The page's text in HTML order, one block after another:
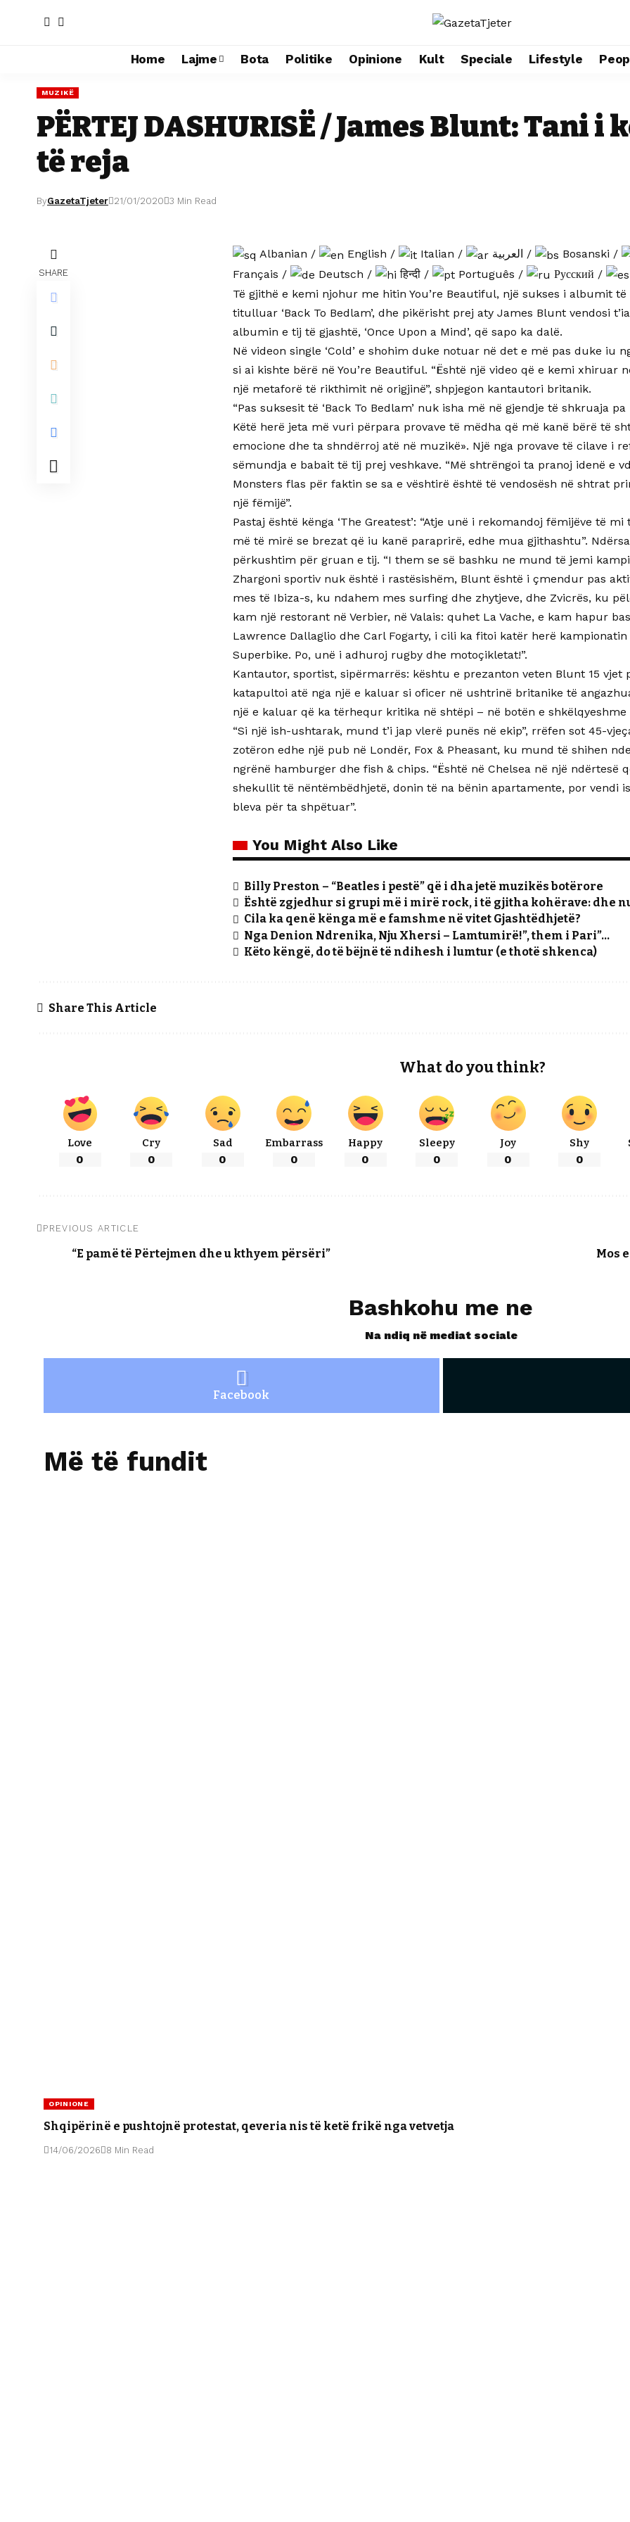
Home Lajme Bota Politike Opinione Kult Speciale Lifestyle
MUZIKË
PËRTEJ DASHURISË / James Blunt: Tani
të reja
ByGazetaTjeter 21/01/2020 3 Min Read
SHARE
Albanian / English / Italian / العربية / Bosanski /
Français / Deutsch / हिन्दी / Português / Русский /
Të gjithë e kemi njohur me hitin You’re Beautiful, një sukses i albumit
titulluar ‘Back To Bedlam’, dhe pikërisht prej aty James Blunt vendosi
albumin e tij të gjashtë, ‘Once Upon a Mind’, që sapo ka dalë.
Në videon single ‘Cold’ e shohim duke notuar në det e më pas duke iu
si ai kishte bërë në You’re Beautiful. “Është një video që e kemi xhiruar
një metaforë të rikthimit në origjinë”, shpjegon kantautori britanik.
“Pas suksesit të ‘Back To Bedlam’ nuk isha më në gjendje të shkruaja
Këtë herë jeta më vuri përpara provave të mëdha që më kanë bërë të
emocione dhe ta shndërroj atë në muzikë». Një nga provave të cilave i
sëmundja e babait të tij prej veshkave. “Më shtrëngoi ta pranoj idenë e
Monsters flas për faktin se sa e vështirë është të vendosësh në shtrat
një fëmijë”.
Pastaj është kënga ‘The Greatest’: “Atje unë i rekomandoj fëmijëve të
më të mirë se brezat që iu kanë paraprirë, edhe mua gjithashtu”. Ndërsa
përkushtim për gruan e tij. “I them se së bashku ne mund të jemi
Zhargoni sportiv nuk është i rastësishëm, Blunt është i çmendur pas
mes të Ibiza-s, ku ndahem mes surfing dhe zhytjeve, dhe Zvicrës, ku
kam një restorant në Verbier, në Valais: quhet La Vache, e kam hapur
Lawrence Dallaglio dhe Carl Fogarty, i cili ka fitoi katër herë
Superbike. Po, unë i adhuroj rugby dhe motoçikletat!”.
Kantautor, sportist, sipërmarrës: kështu e prezanton veten Blunt 15 vjet
katapultoi atë nga një e kaluar si oficer në ushtrinë britanike të
një e kaluar që ka tërhequr kritika në shtëpi – në botën e
“Si një ish-ushtarak, mund t’i jap vlerë punës në ekip”, rrëfen sot 45-
zotëron edhe një pub në Londër, Fox & Pheasant, ku mund të shihen
ngrënë hamburger dhe fish & chips. “Është në Chelsea në një ndërtesë
shekullit të nëntëmbëdhjetë, donin të na bënin apartamente, por vendi
bleva për ta shpëtuar”.
You Might Also Like
Billy Preston – “Beatles i pestë” që i dha jetë muzikës botërore
Është zgjedhur si grupi më i mirë rock, i të gjitha kohërave: dhe
Cila ka qenë kënga më e famshme në vitet Gjashtëdhjetë?
Nga Denion Ndrenika, Nju Xhersi – Lamtumirë!”, them i Pari”…
Këto këngë, do të bëjnë të ndihesh i lumtur (e thotë shkenca)
Share This Article
What do you think?
Love
0
Cry
0
Sad
0
Embarrass
0
Happy
0
Sleepy
0
Joy
0
Shy
0
PREVIOUS ARTICLE
“E pamë të Përtejmen dhe u kthyem përsëri” Mos
Bashkohu me ne
Na ndiq në mediat sociale
Facebook
Më të fundit
OPINIONE
Shqipërinë e pushtojnë protestat, qeveria nis të ketë frikë nga vetvetja
14/06/2026 8 Min Read